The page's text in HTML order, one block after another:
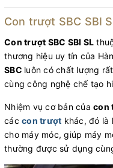
Con trượt SBC SBI
Con trượt SBC SBI SL
thương hiệu uy tín của
SBC luôn có chất lượng
cùng công nghệ chế tạo
Nhiệm vụ cơ bản của con
các con trượt khác, đó là
cho máy móc, giúp máy
thường được sử dụng